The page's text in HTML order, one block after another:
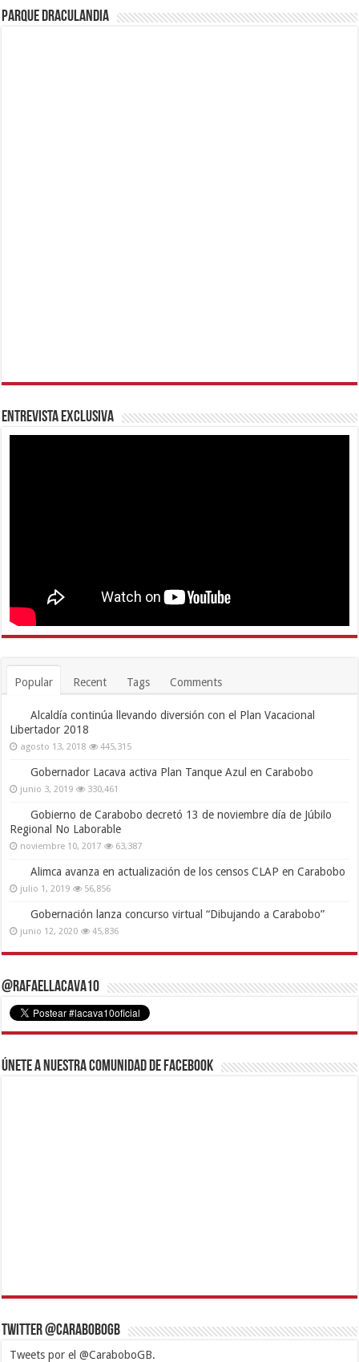
Parque Draculandia
Entrevista Exclusiva
Popular Recent Tags Comments
Alcaldía continúa llevando diversión con el Plan Vacacional
Libertador 2018
agosto 13, 2018 445,315
Gobernador Lacava activa Plan Tanque Azul en Carabobo
junio 3, 2019 330,461
Gobierno de Carabobo decretó 13 de noviembre día de Júbilo
Regional No Laborable
noviembre 10, 2017 63,387
Alimca avanza en actualización de los censos CLAP en Carabobo
julio 1, 2019 56,856
Gobernación lanza concurso virtual “Dibujando a Carabobo”
junio 12, 2020 45,836
@RafaelLacava10
Únete a nuestra comunidad de Facebook
Twitter @CaraboboGB
Tweets por el @CaraboboGB.